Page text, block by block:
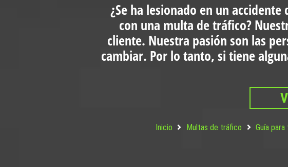
¿Se ha lesionado en un
con una multa de tráfico?
cliente. Nuestra pasión son las
cambiar. Por lo tanto, si tiene
Inicio Multas de tráfico Guía